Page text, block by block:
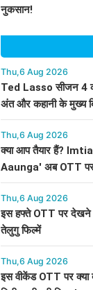
नुकसान!
Thu,6 Aug 2026
Ted Lasso सीजन 4
अंत और कहानी के मुख्य
Thu,6 Aug 2026
क्या आप तैयार हैं?
Aaunga' अब OTT
Thu,6 Aug 2026
इस हफ्ते OTT पर देखने
तेलुगु फिल्में
Thu,6 Aug 2026
इस वीकेंड OTT पर क्या